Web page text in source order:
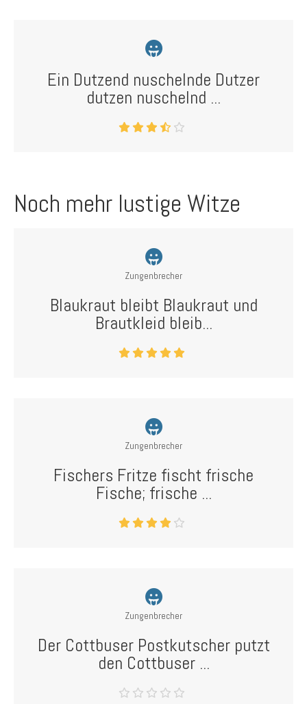
Ein Dutzend nuschelnde Dutzer
dutzen nuschelnd ...
Noch mehr lustige Witze
Zungenbrecher
Blaukraut bleibt Blaukraut und
Brautkleid bleib...
Zungenbrecher
Fischers Fritze fischt frische
Fische; frische ...
Zungenbrecher
Der Cottbuser Postkutscher putzt
den Cottbuser ...